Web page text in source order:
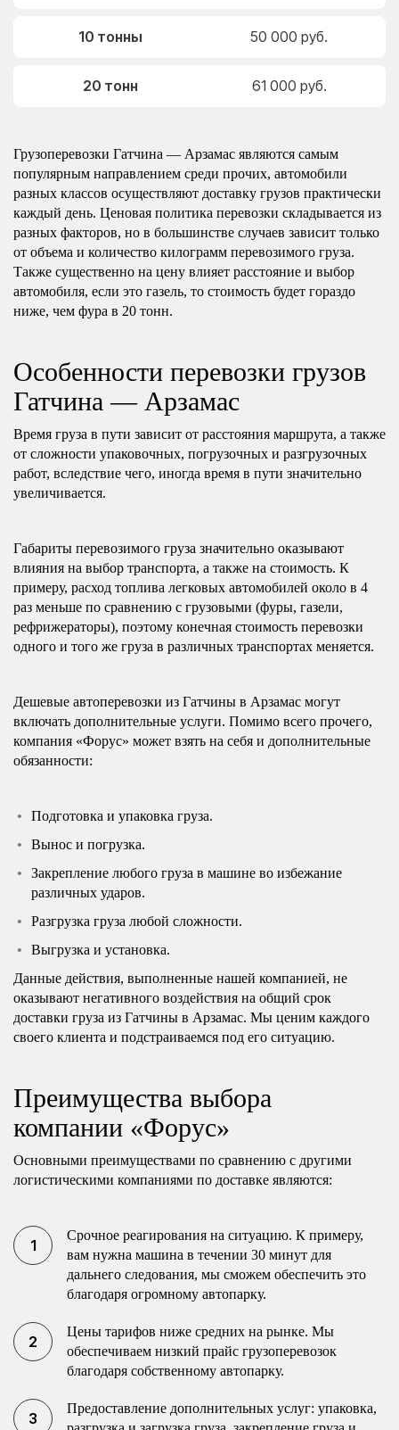
10 тонны 50 000 руб.
20 тонн 61 000 руб.
Грузоперевозки Гатчина — Арзамас являются самым
популярным направлением среди прочих, автомобили
разных классов осуществляют доставку грузов практически
каждый день. Ценовая политика перевозки складывается из
разных факторов, но в большинстве случаев зависит только
от объема и количество килограмм перевозимого груза.
Также существенно на цену влияет расстояние и выбор
автомобиля, если это газель, то стоимость будет гораздо
ниже, чем фура в 20 тонн.
Особенности перевозки грузов
Гатчина — Арзамас
Время груза в пути зависит от расстояния маршрута, а также
от сложности упаковочных, погрузочных и разгрузочных
работ, вследствие чего, иногда время в пути значительно
увеличивается.
Габариты перевозимого груза значительно оказывают
влияния на выбор транспорта, а также на стоимость. К
примеру, расход топлива легковых автомобилей около в 4
раз меньше по сравнению с грузовыми (фуры, газели,
рефрижераторы), поэтому конечная стоимость перевозки
одного и того же груза в различных транспортах меняется.
Дешевые автоперевозки из Гатчины в Арзамас могут
включать дополнительные услуги. Помимо всего прочего,
компания «Форус» может взять на себя и дополнительные
обязанности:
Подготовка и упаковка груза.
Вынос и погрузка.
Закрепление любого груза в машине во избежание
различных ударов.
Разгрузка груза любой сложности.
Выгрузка и установка.
Данные действия, выполненные нашей компанией, не
оказывают негативного воздействия на общий срок
доставки груза из Гатчины в Арзамас. Мы ценим каждого
своего клиента и подстраиваемся под его ситуацию.
Преимущества выбора
компании «Форус»
Основными преимуществами по сравнению с другими
логистическими компаниями по доставке являются:
Срочное реагирования на ситуацию. К примеру,
вам нужна машина в течении 30 минут для
дальнего следования, мы сможем обеспечить это
благодаря огромному автопарку.
Цены тарифов ниже средних на рынке. Мы
обеспечиваем низкий прайс грузоперевозок
благодаря собственному автопарку.
Предоставление дополнительных услуг: упаковка,